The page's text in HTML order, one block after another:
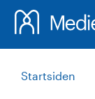
Startsiden